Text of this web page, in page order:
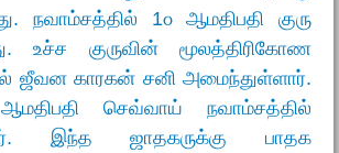
நவாம்சத்தில் 1௦ ஆமதிபதி குரு
உச்ச குருவின் மூலத்திரிகோண
ஜீவன காரகன் சனி அமைந்துள்ளார்.
செவ்வாய் நவாம்சத்தில்
இந்த ஜாதகருக்கு பாதக